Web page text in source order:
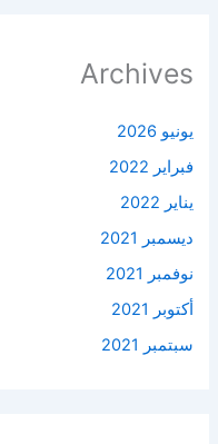
Archives
يونيو 2026
فبراير 2022
يناير 2022
ديسمبر 2021
نوفمبر 2021
أكتوبر 2021
سبتمبر 2021